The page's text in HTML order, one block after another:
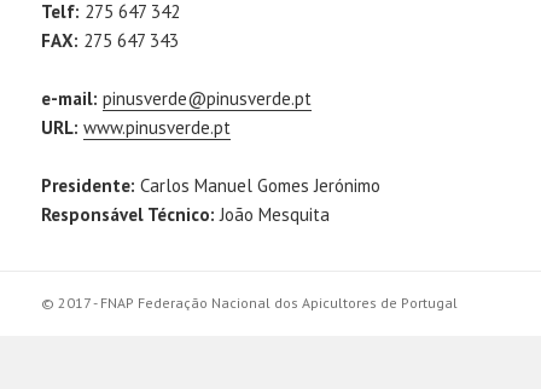
Telf: 275 647 342
FAX: 275 647 343
e-mail: pinusverde@pinusverde.pt
URL: www.pinusverde.pt
Presidente:Carlos Manuel Gomes Jerónimo
Responsável Técnico: João Mesquita
© 2017 - FNAP Federação Nacional dos Apicultores de Portugal